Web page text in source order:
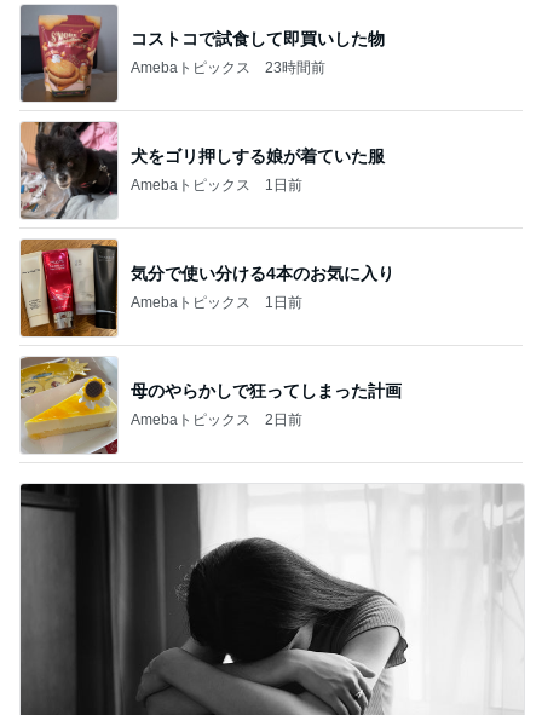
コストコで試食して即買いした物
Amebaトピックス 23時間前
犬をゴリ押しする娘が着ていた服
Amebaトピックス 1日前
気分で使い分ける4本のお気に入り
Amebaトピックス 1日前
母のやらかしで狂ってしまった計画
Amebaトピックス 2日前